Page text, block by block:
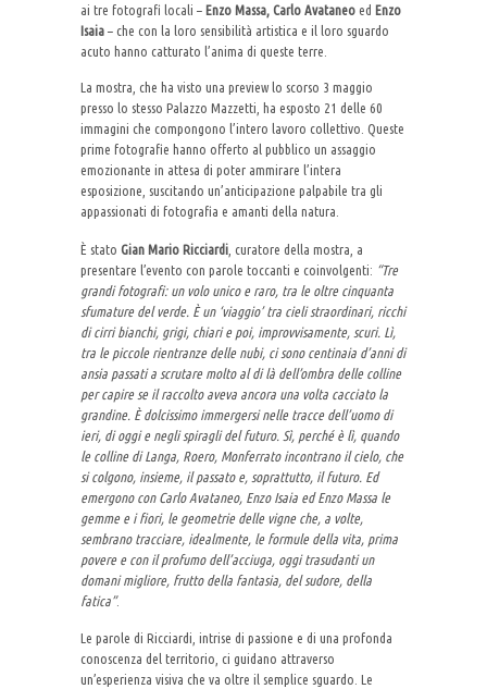
ai tre fotografi locali – Enzo Massa, Carlo Avataneo ed Enzo
Isaia – che con la loro sensibilità artistica e il loro sguardo
acuto hanno catturato l’anima di queste terre.
La mostra, che ha visto una preview lo scorso 3 maggio
presso lo stesso Palazzo Mazzetti, ha esposto 21 delle 60
immagini che compongono l’intero lavoro collettivo. Queste
prime fotografie hanno offerto al pubblico un assaggio
emozionante in attesa di poter ammirare l’intera
esposizione, suscitando un’anticipazione palpabile tra gli
appassionati di fotografia e amanti della natura.
È stato Gian Mario Ricciardi , curatore della mostra, a
presentare l’evento con parole toccanti e coinvolgenti: “Tre
grandi fotografi: un volo unico e raro, tra le oltre cinquanta
sfumature del verde. È un ‘viaggio’ tra cieli straordinari, ricchi
di cirri bianchi, grigi, chiari e poi, improvvisamente, scuri. Lì,
tra le piccole rientranze delle nubi, ci sono centinaia d’anni di
ansia passati a scrutare molto al di là dell’ombra delle colline
per capire se il raccolto aveva ancora una volta cacciato la
grandine. È dolcissimo immergersi nelle tracce dell’uomo di
ieri, di oggi e negli spiragli del futuro. Sì, perché è lì, quando
le colline di Langa, Roero, Monferrato incontrano il cielo, che
si colgono, insieme, il passato e, soprattutto, il futuro. Ed
emergono con Carlo Avataneo, Enzo Isaia ed Enzo Massa le
gemme e i fiori, le geometrie delle vigne che, a volte,
sembrano tracciare, idealmente, le formule della vita, prima
povere e con il profumo dell’acciuga, oggi trasudanti un
domani migliore, frutto della fantasia, del sudore, della
fatica”.
Le parole di Ricciardi, intrise di passione e di una profonda
conoscenza del territorio, ci guidano attraverso
un’esperienza visiva che va oltre il semplice sguardo. Le